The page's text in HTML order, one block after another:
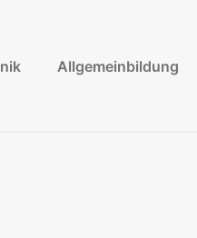
Allgemeinbildung